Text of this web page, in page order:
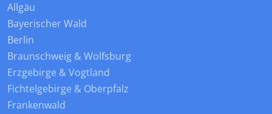
Allgäu
Bayerischer Wald
Berlin
Braunschweig & Wolfsburg
Erzgebirge & Vogtland
Fichtelgebirge & Oberpfalz
Frankenwald